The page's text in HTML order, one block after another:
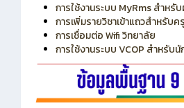
การใช้งานระบบ MyRms สำหรั
การเพิ่มรายวิชาเข้าแถวสำหรับค
การเชื่อมต่อ Wifi วิทยาลัย
การใช้งานระบบ VCOP สำหรับนั